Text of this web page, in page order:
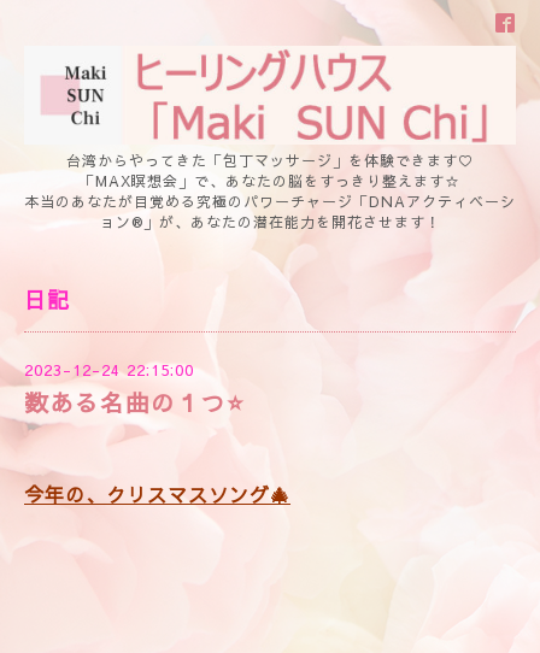
台湾からやってきた「包丁マッサージ」を体験できます♡
「MAX瞑想会」で、あなたの脳をすっきり整えます☆
本当のあなたが目覚める究極のパワーチャージ「DNAアクティベーシ
ョン®」が、あなたの潜在能力を開花させます！
日記
2023-12-24 22:15:00
数ある名曲の１つ⭐️
今年の、 クリスマスソング🎄